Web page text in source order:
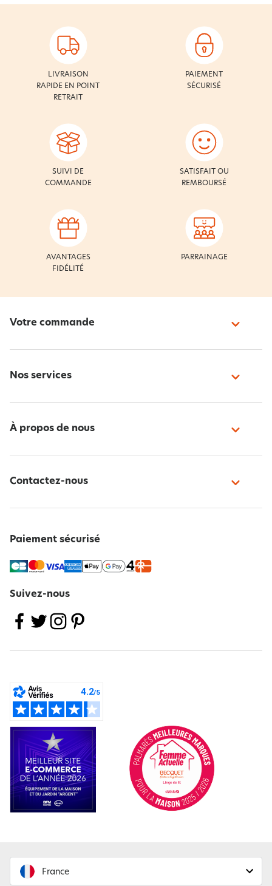
LIVRAISON
RAPIDE EN POINT
RETRAIT
PAIEMENT
SÉCURISÉ
SUIVI DE
COMMANDE
SATISFAIT OU
REMBOURSÉ
AVANTAGES
FIDÉLITÉ
PARRAINAGE
Votre commande
Nos services
À propos de nous
Contactez-nous
Paiement sécurisé
Suivez-nous
France